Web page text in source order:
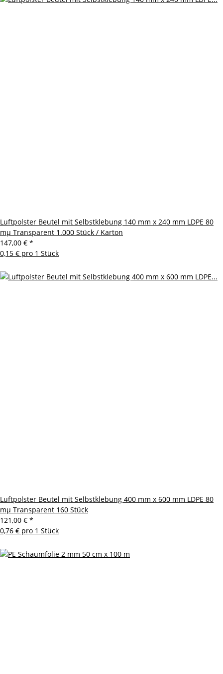
Luftpolster Beutel mit Selbstklebung 140 mm x 240 mm LDPE 80
mµ Transparent 1.000 Stück / Karton
147,00 € *
0,15 € pro 1 Stück
Luftpolster Beutel mit Selbstklebung 400 mm x 600 mm LDPE 80
mµ Transparent 160 Stück
121,00 € *
0,76 € pro 1 Stück